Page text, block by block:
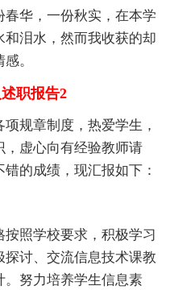
华，一份秋实，在本学
泪水，然而我收获的却
。
职报告2
规章制度，热爱学生，
，虚心向有经验教师请
的成绩，现汇报如下：
照学校要求，积极学习
探讨、交流信息技术课教
。努力培养学生信息素